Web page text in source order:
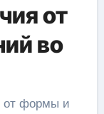
от
во
от формы и